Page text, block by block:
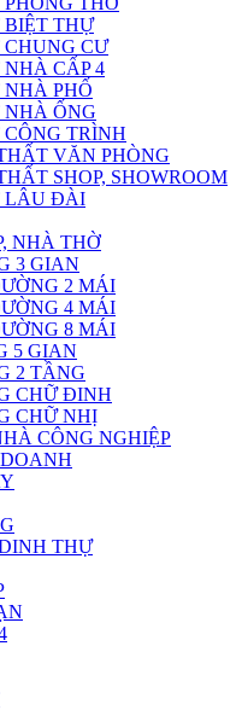
THỰ
CƯ
CẤP 4
PHỐ
ỐNG
TRÌNH
VĂN PHÒNG
SHOP, SHOWROOM
LÂU ĐÀI
NHÀ THỜ
3 GIAN
2 MÁI
4 MÁI
8 MÁI
5 GIAN
2 TẦNG
CHỮ ĐINH
CHỮ NHỊ
CÔNG NGHIỆP
THỰ